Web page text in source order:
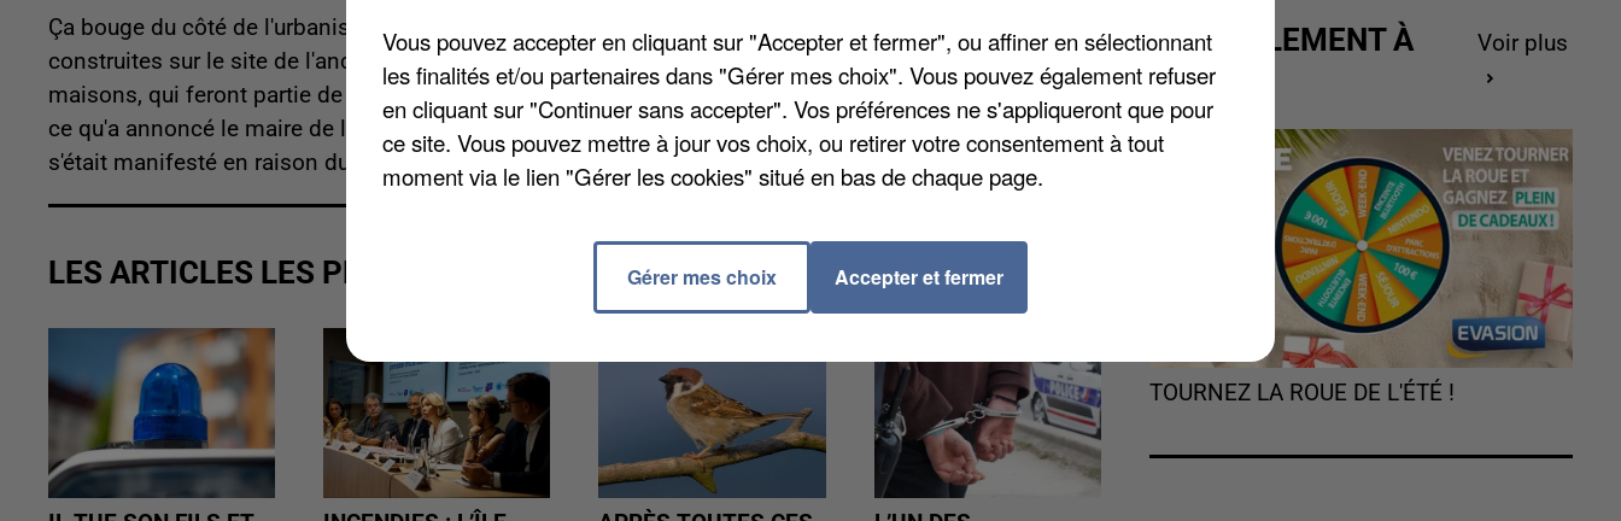
Ça bouge du côté de l'urbanisme à Dreux. Trente à trente-cinq maisons individuelles vont être
construites sur le site de l'ancienne usine à gaz, rue du Commandant Beaurepaire. Les premières
maisons, qui feront partie de parc locatif de l'office HLM, seront livrées début 2020. C'est en tout cas
ce qu'a annoncé le maire de la ville hier. Le site était abandonné depuis 2006, et aucun promoteur ne
s'était manifesté en raison du coût du désamiantage des locaux.
LES ARTICLES LES PLUS VUS
ACTUELLEMENT À
GAGNER
Voir plus
TOURNEZ LA ROUE DE L'ÉTÉ !
Vous pouvez accepter en cliquant sur "Accepter et fermer", ou affiner en sélectionnant
les finalités et/ou partenaires dans "Gérer mes choix". Vous pouvez également refuser
en cliquant sur "Continuer sans accepter". Vos préférences ne s'appliqueront que pour
ce site. Vous pouvez mettre à jour vos choix, ou retirer votre consentement à tout
moment via le lien "Gérer les cookies" situé en bas de chaque page.
Gérer mes choix Accepter et fermer